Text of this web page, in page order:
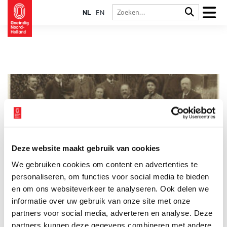
Deze website maakt gebruik van cookies
We gebruiken cookies om content en advertenties te
personaliseren, om functies voor social media te bieden
en om ons websiteverkeer te analyseren. Ook delen we
informatie over uw gebruik van onze site met onze
partners voor social media, adverteren en analyse. Deze
partners kunnen deze gegevens combineren met andere
NL EN
werkende stand in de Barteljorisstraat
Van 1875 tot en met 1903 was er een lagere school voor
christelijk onderwijs in de Barteljorisstraat in Haarlem
gevestigd. Deze school was een van de vele scholen die in de
tweede helft van de 19de eeuw werden opgericht, toen de
schoolstrijd nog in volle gang was. Het oprichten van een
bijzondere school was niet eenvoudig want bijzondere scholen